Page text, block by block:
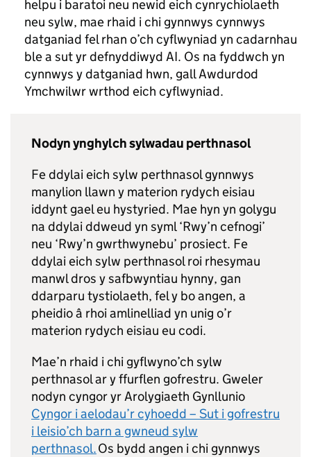
helpu i baratoi neu newid eich cynrychiolaeth
neu sylw, mae rhaid i chi gynnwys cynnwys
datganiad fel rhan o’ch cyflwyniad yn cadarnhau
ble a sut yr defnyddiwyd AI. Os na fyddwch yn
cynnwys y datganiad hwn, gall Awdurdod
Ymchwilwr wrthod eich cyflwyniad.
Nodyn ynghylch sylwadau perthnasol
Fe ddylai eich sylw perthnasol gynnwys
manylion llawn y materion rydych eisiau
iddynt gael eu hystyried. Mae hyn yn golygu
na ddylai ddweud yn syml ‘Rwy’n cefnogi’
neu ‘Rwy’n gwrthwynebu’ prosiect. Fe
ddylai eich sylw perthnasol roi rhesymau
manwl dros y safbwyntiau hynny, gan
ddarparu tystiolaeth, fel y bo angen, a
pheidio â rhoi amlinelliad yn unig o’r
materion rydych eisiau eu codi.
Mae’n rhaid i chi gyflwyno’ch sylw
perthnasol ar y ffurflen gofrestru. Gweler
nodyn cyngor yr Arolygiaeth Gynllunio
Cyngor i aelodau’r cyhoedd – Sut i gofrestru
i leisio’ch barn a gwneud sylw
perthnasol.Os bydd angen i chi gynnwys